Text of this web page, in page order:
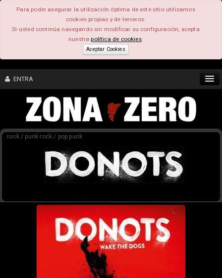
Para poder asegurar la utilización óptima de este sitio utilizamos
cookies propias y de terceros.
Si usted continúa navegando sin modificar su configuración, acepta
nuestrapolítica de cookies.
Aceptar Cookies
ENTRA
CONTENIDO
COMUNIDAD
FEEEDBACK
rock / punk rock / pop punk